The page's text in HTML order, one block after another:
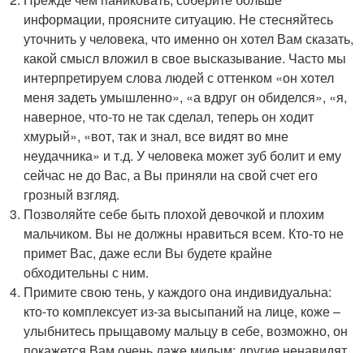
информации, проясните ситуацию. Не стесняйтесь
уточнить у человека, что именно он хотел Вам сказать,
какой смысл вложил в свое высказывание. Часто мы
интерпретируем слова людей с оттенком «он хотел
меня задеть умышленно», «а вдруг он обиделся», «я,
наверное, что-то не так сделал, теперь он ходит
хмурый», «вот, так и знал, все видят во мне
неудачника» и т.д. У человека может зуб болит и ему
сейчас не до Вас, а Вы приняли на свой счет его
грозный взгляд.
Позволяйте себе быть плохой девочкой и плохим
мальчиком. Вы не должны нравиться всем. Кто-то не
примет Вас, даже если Вы будете крайне
обходительны с ним.
Примите свою тень, у каждого она индивидуальна:
кто-то комплексует из-за высыпаний на лице, коже –
улыбнитесь прыщавому мальцу в себе, возможно, он